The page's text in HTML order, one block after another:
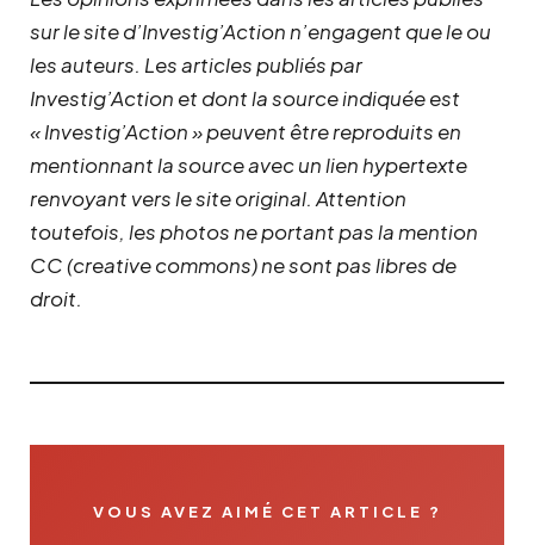
sur le site d’Investig’Action n’engagent que le ou
les auteurs. Les articles publiés par
Investig’Action et dont la source indiquée est
« Investig’Action » peuvent être reproduits en
mentionnant la source avec un lien hypertexte
renvoyant vers le site original. Attention
toutefois, les photos ne portant pas la mention
CC (creative commons) ne sont pas libres de
droit.
VOUS AVEZ AIMÉ CET ARTICLE ?